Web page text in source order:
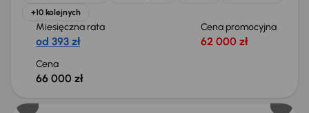
+10 kolejnych
Miesięczna rata
od 393 zł
Cena promocyjna
62 000 zł
Cena
66 000 zł